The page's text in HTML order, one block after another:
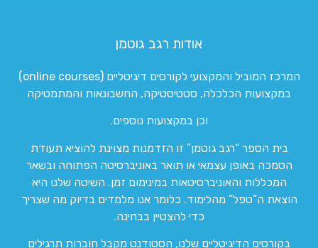
אודות רגב גוטמן
המרכז המוביל והמקצועי לקורסים דיגיטליים (online courses)
במקצועות הכלכלה, סטטיסטיקה, החשבונאות והמתמטיקה
וכן במקצועות נוספים.
בית הספר “רגב גוטמן” זו הזדמנות מצוינת להוציא תעודת
הסמכה באופן עצמאי או תואר באוניברסיטה הפתוחה ובשאר
המכללות והאוניברסיטאות במינימום זמן. השיטה שלנו היא
הוצאת ה”טפל” מהלימוד. כלומר אנו מלמדים בדיוק מה שצריך
כדי להצטיין בבחינה.
בקורסים הדיגיטליים שלנו, הסטודנט מקבל חוברות תרגילים